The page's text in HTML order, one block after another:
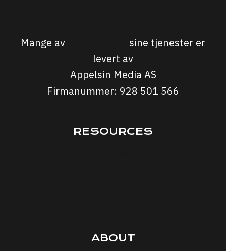
Mange av
sine tjenester er
levert av
Appelsin Media AS
Firmanummer: 928 501 566
RESOURCES
ABOUT